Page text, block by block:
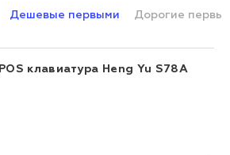
Дешевые первыми Дорогие
POS клавиатура Heng Yu S78A